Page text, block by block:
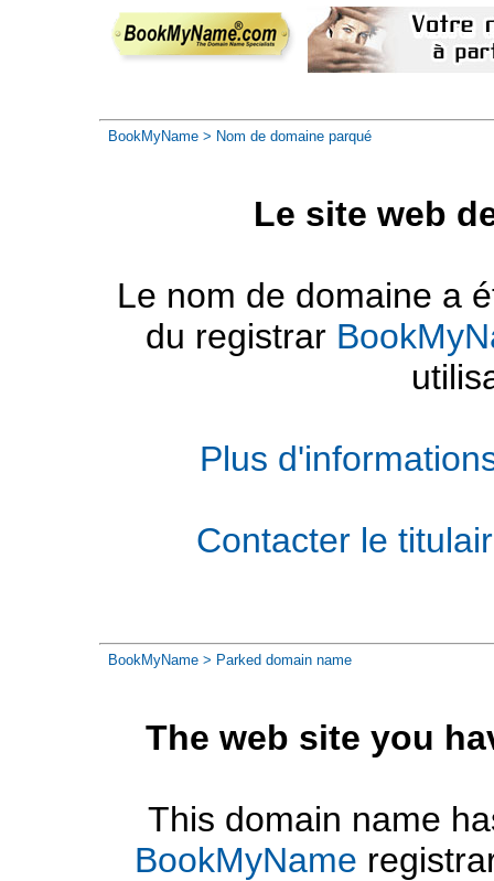
BookMyName > Nom de domaine parqué
Le site web
Le nom de domaine a
du registrar
Plus
Contacter le
BookMyName > Parked domain name
The web site you
This domain name
BookMyName